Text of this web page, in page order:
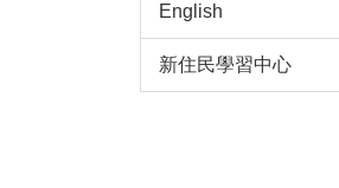
English
新住民學習中心